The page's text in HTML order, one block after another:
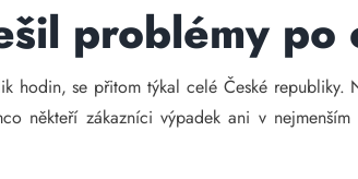
problémy po
hodin, se přitom týkal celé České republiky.
někteří zákazníci výpadek ani v